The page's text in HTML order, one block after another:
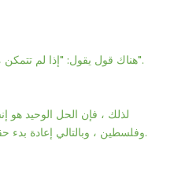
هناك قول يقول: "إذا لم تتمكن من التغلب عليهم ، انضم إليهم".
وفلسطين ، وبالتالي إعادة بدء حقبة جديدة من السلام والتضامن.